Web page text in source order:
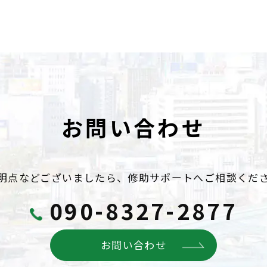
お問い合わせ
点などございましたら、修助サポートへご相談くだ
090-8327-2877
お問い合わせ